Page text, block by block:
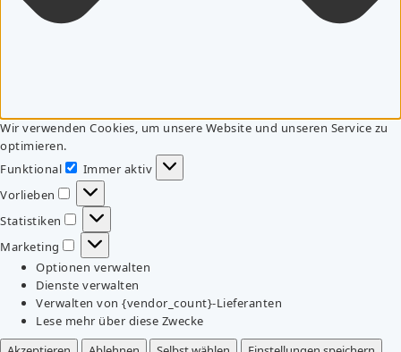
Wir verwenden Cookies, um unsere Website und unseren Service zu
optimieren.
Funktional
Funktional
Immer aktiv
Vorlieben
Vorlieben
Statistiken
Statistiken
Marketing
Marketing
Optionen verwalten
Dienste verwalten
Verwalten von {vendor_count}-Lieferanten
Lese mehr über diese Zwecke